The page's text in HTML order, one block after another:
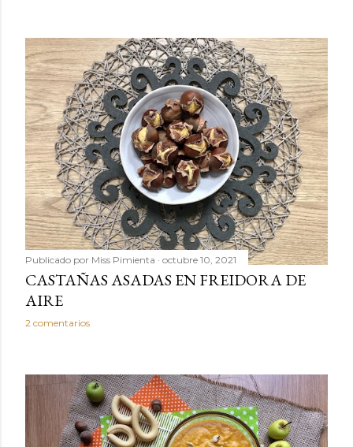
Publicado por Miss Pimienta octubre 10, 2021
CASTAÑAS ASADAS EN FREIDORA DE
AIRE
2 comentarios